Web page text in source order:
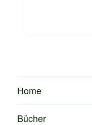
Home
Bücher